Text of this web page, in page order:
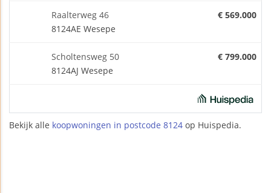
Raalterweg 46
8124AE Wesepe
€ 569.000
Scholtensweg 50
8124AJ Wesepe
€ 799.000
Bekijk alle koopwoningen in postcode 8124 op Huispedia.